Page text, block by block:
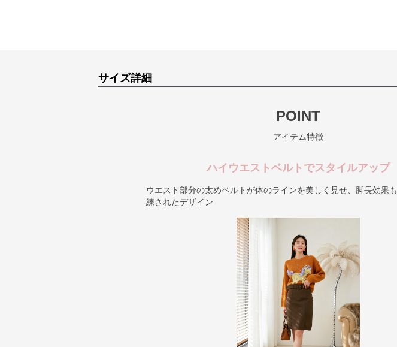
サイズ詳細
POINT
アイテム特徴
ハイウエストベルトでスタイルアップ
ウエスト部分の太めベルトが体のラインを美しく見せ、脚長効果
練されたデザイン